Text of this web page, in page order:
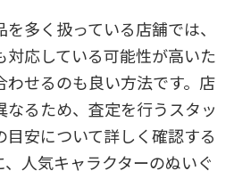
多く扱っている店舗では、
対応している可能性が高いた
わせるのも良い方法です。店
るため、査定を行うスタッ
安について詳しく確認する
人気キャラクターのぬいぐ